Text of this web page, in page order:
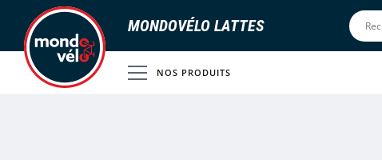
MONDOVÉLO LATTES
NOS PRODUITS